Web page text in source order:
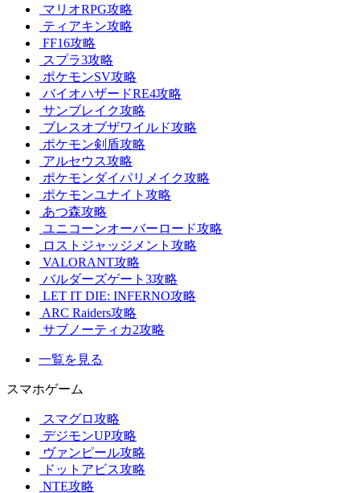
マリオRPG攻略
ティアキン攻略
FF16攻略
スプラ3攻略
ポケモンSV攻略
バイオハザードRE4攻略
サンブレイク攻略
ブレスオブザワイルド攻略
ポケモン剣盾攻略
アルセウス攻略
ポケモンダイパリメイク攻略
ポケモンユナイト攻略
あつ森攻略
ユニコーンオーバーロード攻略
ロストジャッジメント攻略
VALORANT攻略
バルダーズゲート3攻略
LET IT DIE: INFERNO攻略
ARC Raiders攻略
サブノーティカ2攻略
一覧を見る
スマホゲーム
スマグロ攻略
デジモンUP攻略
ヴァンピール攻略
ドットアビス攻略
NTE攻略